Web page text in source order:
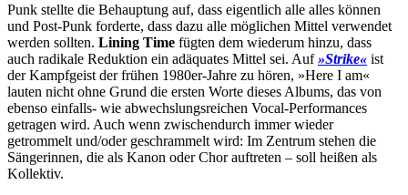
Punk stellte die Behauptung auf, dass eigentlich alle alles können
und Post-Punk forderte, dass dazu alle möglichen Mittel verwendet
werden sollten. Lining Time fügten dem wiederum hinzu, dass
auch radikale Reduktion ein adäquates Mittel sei. Auf»Strike« ist
der Kampfgeist der frühen 1980er-Jahre zu hören, »Here I am«
lauten nicht ohne Grund die ersten Worte dieses Albums, das von
ebenso einfalls- wie abwechslungsreichen Vocal-Performances
getragen wird. Auch wenn zwischendurch immer wieder
getrommelt und/oder geschrammelt wird: Im Zentrum stehen die
Sängerinnen, die als Kanon oder Chor auftreten – soll heißen als
Kollektiv.